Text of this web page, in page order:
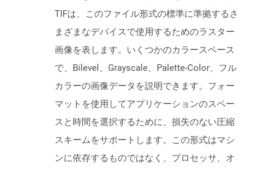
TIFは、このファイル形式の標準に準拠するさ
まざまなデバイスで使用するためのラスター
画像を表します。いくつかのカラースペース
で、Bilevel、Grayscale、Palette-Color、フル
カラーの画像データを説明できます。フォー
マットを使用してアプリケーションのスペー
スと時間を選択するために、損失のない圧縮
スキームをサポートします。この形式はマシ
ンに依存するものではなく、プロセッサ、オ